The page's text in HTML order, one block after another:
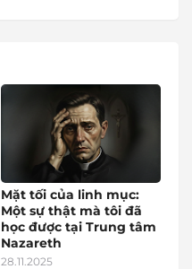
Mặt tối của linh mục:
Một sự thật mà tôi đã
học được tại Trung tâm
Nazareth
28.11.2025